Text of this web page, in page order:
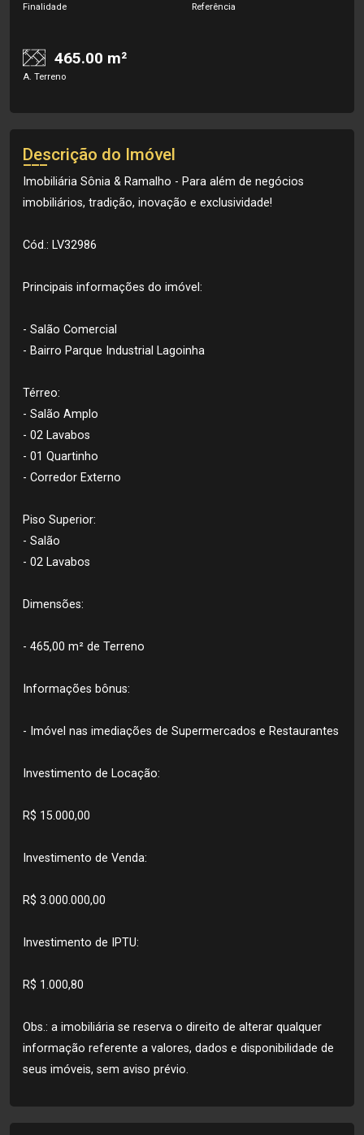
Finalidade Referência
465.00 m²
A. Terreno
Descrição do Imóvel
Imobiliária Sônia & Ramalho - Para além de negócios
imobiliários, tradição, inovação e exclusividade!
Cód.: LV32986
Principais informações do imóvel:
- Salão Comercial
- Bairro Parque Industrial Lagoinha
Térreo:
- Salão Amplo
- 02 Lavabos
- 01 Quartinho
- Corredor Externo
Piso Superior:
- Salão
- 02 Lavabos
Dimensões:
- 465,00 m² de Terreno
Informações bônus:
- Imóvel nas imediações de Supermercados e Restaurantes
Investimento de Locação:
R$ 15.000,00
Investimento de Venda:
R$ 3.000.000,00
Investimento de IPTU:
R$ 1.000,80
Obs.: a imobiliária se reserva o direito de alterar qualquer
informação referente a valores, dados e disponibilidade de
seus imóveis, sem aviso prévio.